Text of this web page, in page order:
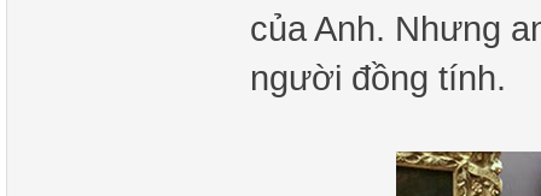
của Anh. Nhưng
người đồng tính.